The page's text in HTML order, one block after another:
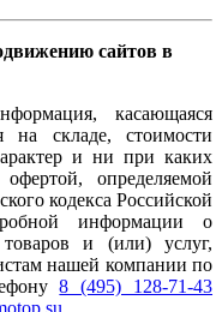
сайтов в
касающаяся
на складе, стоимости
и ни при каких
определяемой
кодекса Российской
информации о
и (или) услуг,
нашей компании по
8 (495) 128-71-43